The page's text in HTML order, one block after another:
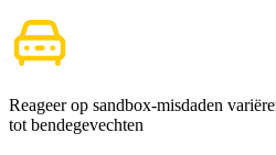
Reageer op sandbox-misdaden
tot bendegevechten